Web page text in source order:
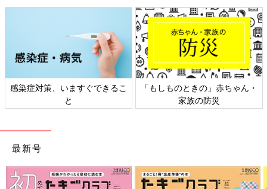
感染症対策、いますぐできるこ
と
「もしものときの」赤ちゃん・
家族の防災
最新号